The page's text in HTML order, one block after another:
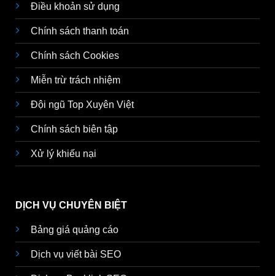
Điều khoản sử dụng
Chính sách thanh toán
Chính sách Cookies
Miễn trừ trách nhiệm
Đội ngũ Top Xuyên Việt
Chính sách biên tập
Xử lý khiếu nại
DỊCH VỤ CHUYÊN BIỆT
Bảng giá quảng cáo
Dịch vụ viết bài SEO